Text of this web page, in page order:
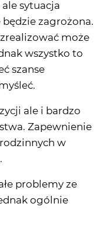
sytuacja
zagrożona.
może
wszystko to
szanse
ale i bardzo
Zapewnienie
w
problemy ze
ogólnie